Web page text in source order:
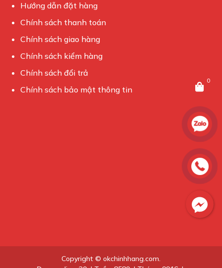
Hướng dẫn đặt hàng
Chính sách thanh toán
Chính sách giao hàng
Chính sách kiểm hàng
Chính sách đổi trả
Chính sách bảo mật thông tin
Copyright © okchinhhang.com.
0